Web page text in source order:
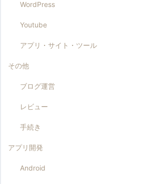
WordPress
Youtube
アプリ・サイト・ツール
その他
ブログ運営
レビュー
手続き
アプリ開発
Android